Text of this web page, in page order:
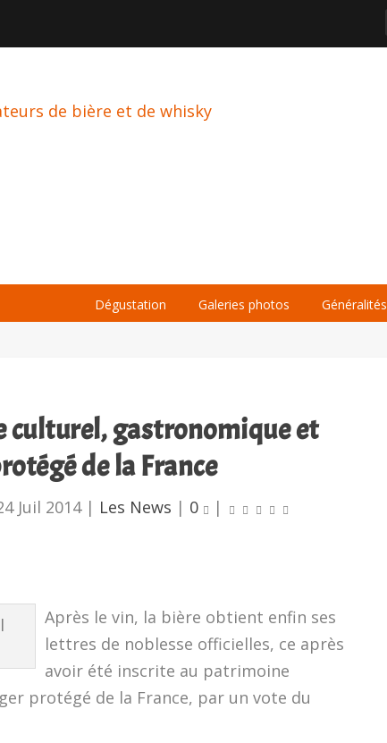
Dégustation Galeries photos Généralités
culturel, gastronomique et
de la France
Juil 2014| Les News | 0 |
Après le vin, la bière obtient enfin ses
lettres de noblesse officielles, ce après
avoir été inscrite au patrimoine
protégé de la France, par un vote du